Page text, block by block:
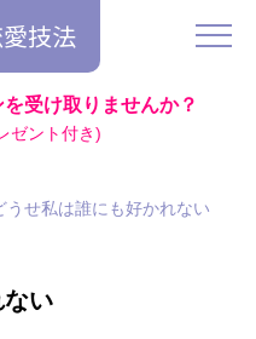
技法
受け取りませんか？
ゼント付き)
うせ私は誰にも好かれない
ない